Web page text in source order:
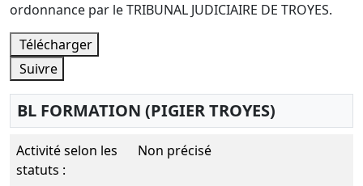
ordonnance par le TRIBUNAL JUDICIAIRE DE TROYES.
Télécharger
Suivre
BL FORMATION (PIGIER TROYES)
Activité selon les
statuts :
Non précisé